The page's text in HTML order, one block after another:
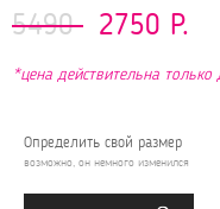
5490 2750 Р.
*цена действительна
Определить свой размер
возможно, он немного изменился